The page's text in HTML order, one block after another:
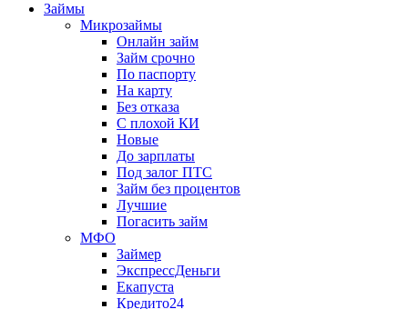
Займы
Микрозаймы
Онлайн займ
Займ срочно
По паспорту
На карту
Без отказа
С плохой КИ
Новые
До зарплаты
Под залог ПТС
Займ без процентов
Лучшие
Погасить займ
МФО
Займер
ЭкспрессДеньги
Екапуста
Кредито24